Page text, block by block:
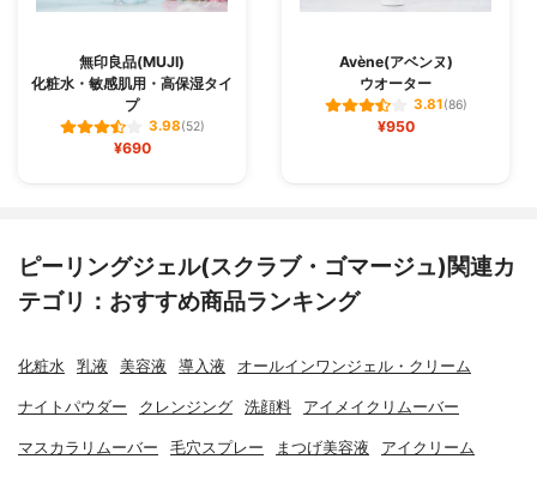
無印良品(MUJI)
化粧水・敏感肌用・高保湿タイ
プ
3.98(52)
¥690
Avène(アベンヌ)
ウオーター
3.81(86)
¥950
ピーリングジェル(スクラブ・ゴマージュ)関連カ
テゴリ：おすすめ商品ランキング
化粧水 乳液 美容液 導入液 オールインワンジェル・クリーム
ナイトパウダー クレンジング 洗顔料 アイメイクリムーバー
マスカラリムーバー 毛穴スプレー まつげ美容液 アイクリーム